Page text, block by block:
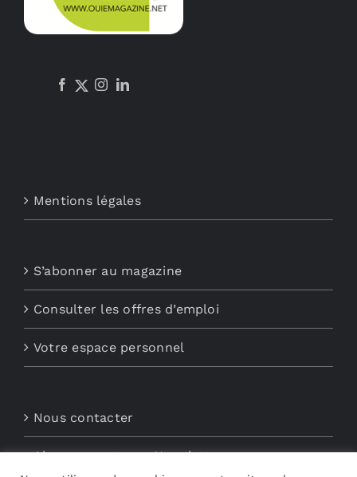
Mentions légales
S’abonner au magazine
Consulter les offres d’emploi
Votre espace personnel
Nous contacter
Abonnements aux Newsletters